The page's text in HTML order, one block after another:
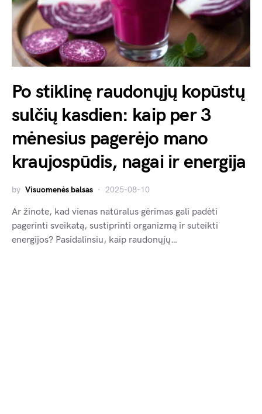
Po stiklinę raudonųjų kopūstų
sulčių kasdien: kaip per 3
mėnesius pagerėjo mano
kraujospūdis, nagai ir energija
by Visuomenės balsas 2025-08-10
Ar žinote, kad vienas natūralus gėrimas gali padėti
pagerinti sveikatą, sustiprinti organizmą ir suteikti
energijos? Pasidalinsiu, kaip raudonųjų…